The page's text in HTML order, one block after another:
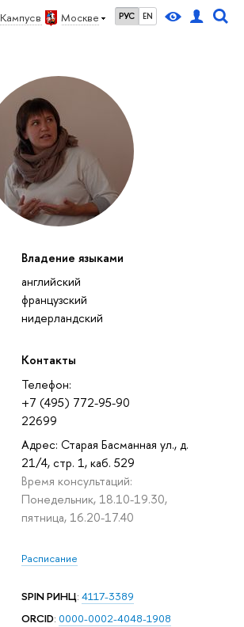
Кампус в Москве РУС EN
Владение языками
английский
французский
нидерландский
Контакты
Телефон:
+7 (495) 772-95-90
22699
Адрес: Старая Басманная ул., д.
21/4, стр. 1, каб. 529
Время консультаций:
Понедельник, 18.10-19.30,
пятница, 16.20-17.40
Расписание
SPIN РИНЦ: 4117-3389
ORCID: 0000-0002-4048-1908